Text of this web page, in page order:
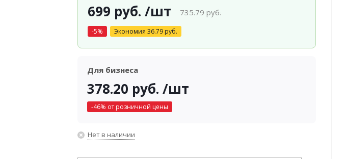
699 руб. /шт 735.79руб.
-5% Экономия 36.79руб.
Для бизнеса
378.20 руб. /шт
-46% от розничной цены
Нет в наличии